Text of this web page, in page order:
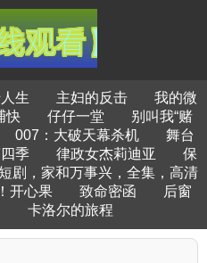
生 主妇的反击
我的微
快 仔仔一堂
别叫我“赌
007：大破天幕杀机
舞台
季 律政女杰莉迪亚
保
剧，家和万事兴，全集，高清
开心果 致命密函
后窗
卡洛尔的旅程